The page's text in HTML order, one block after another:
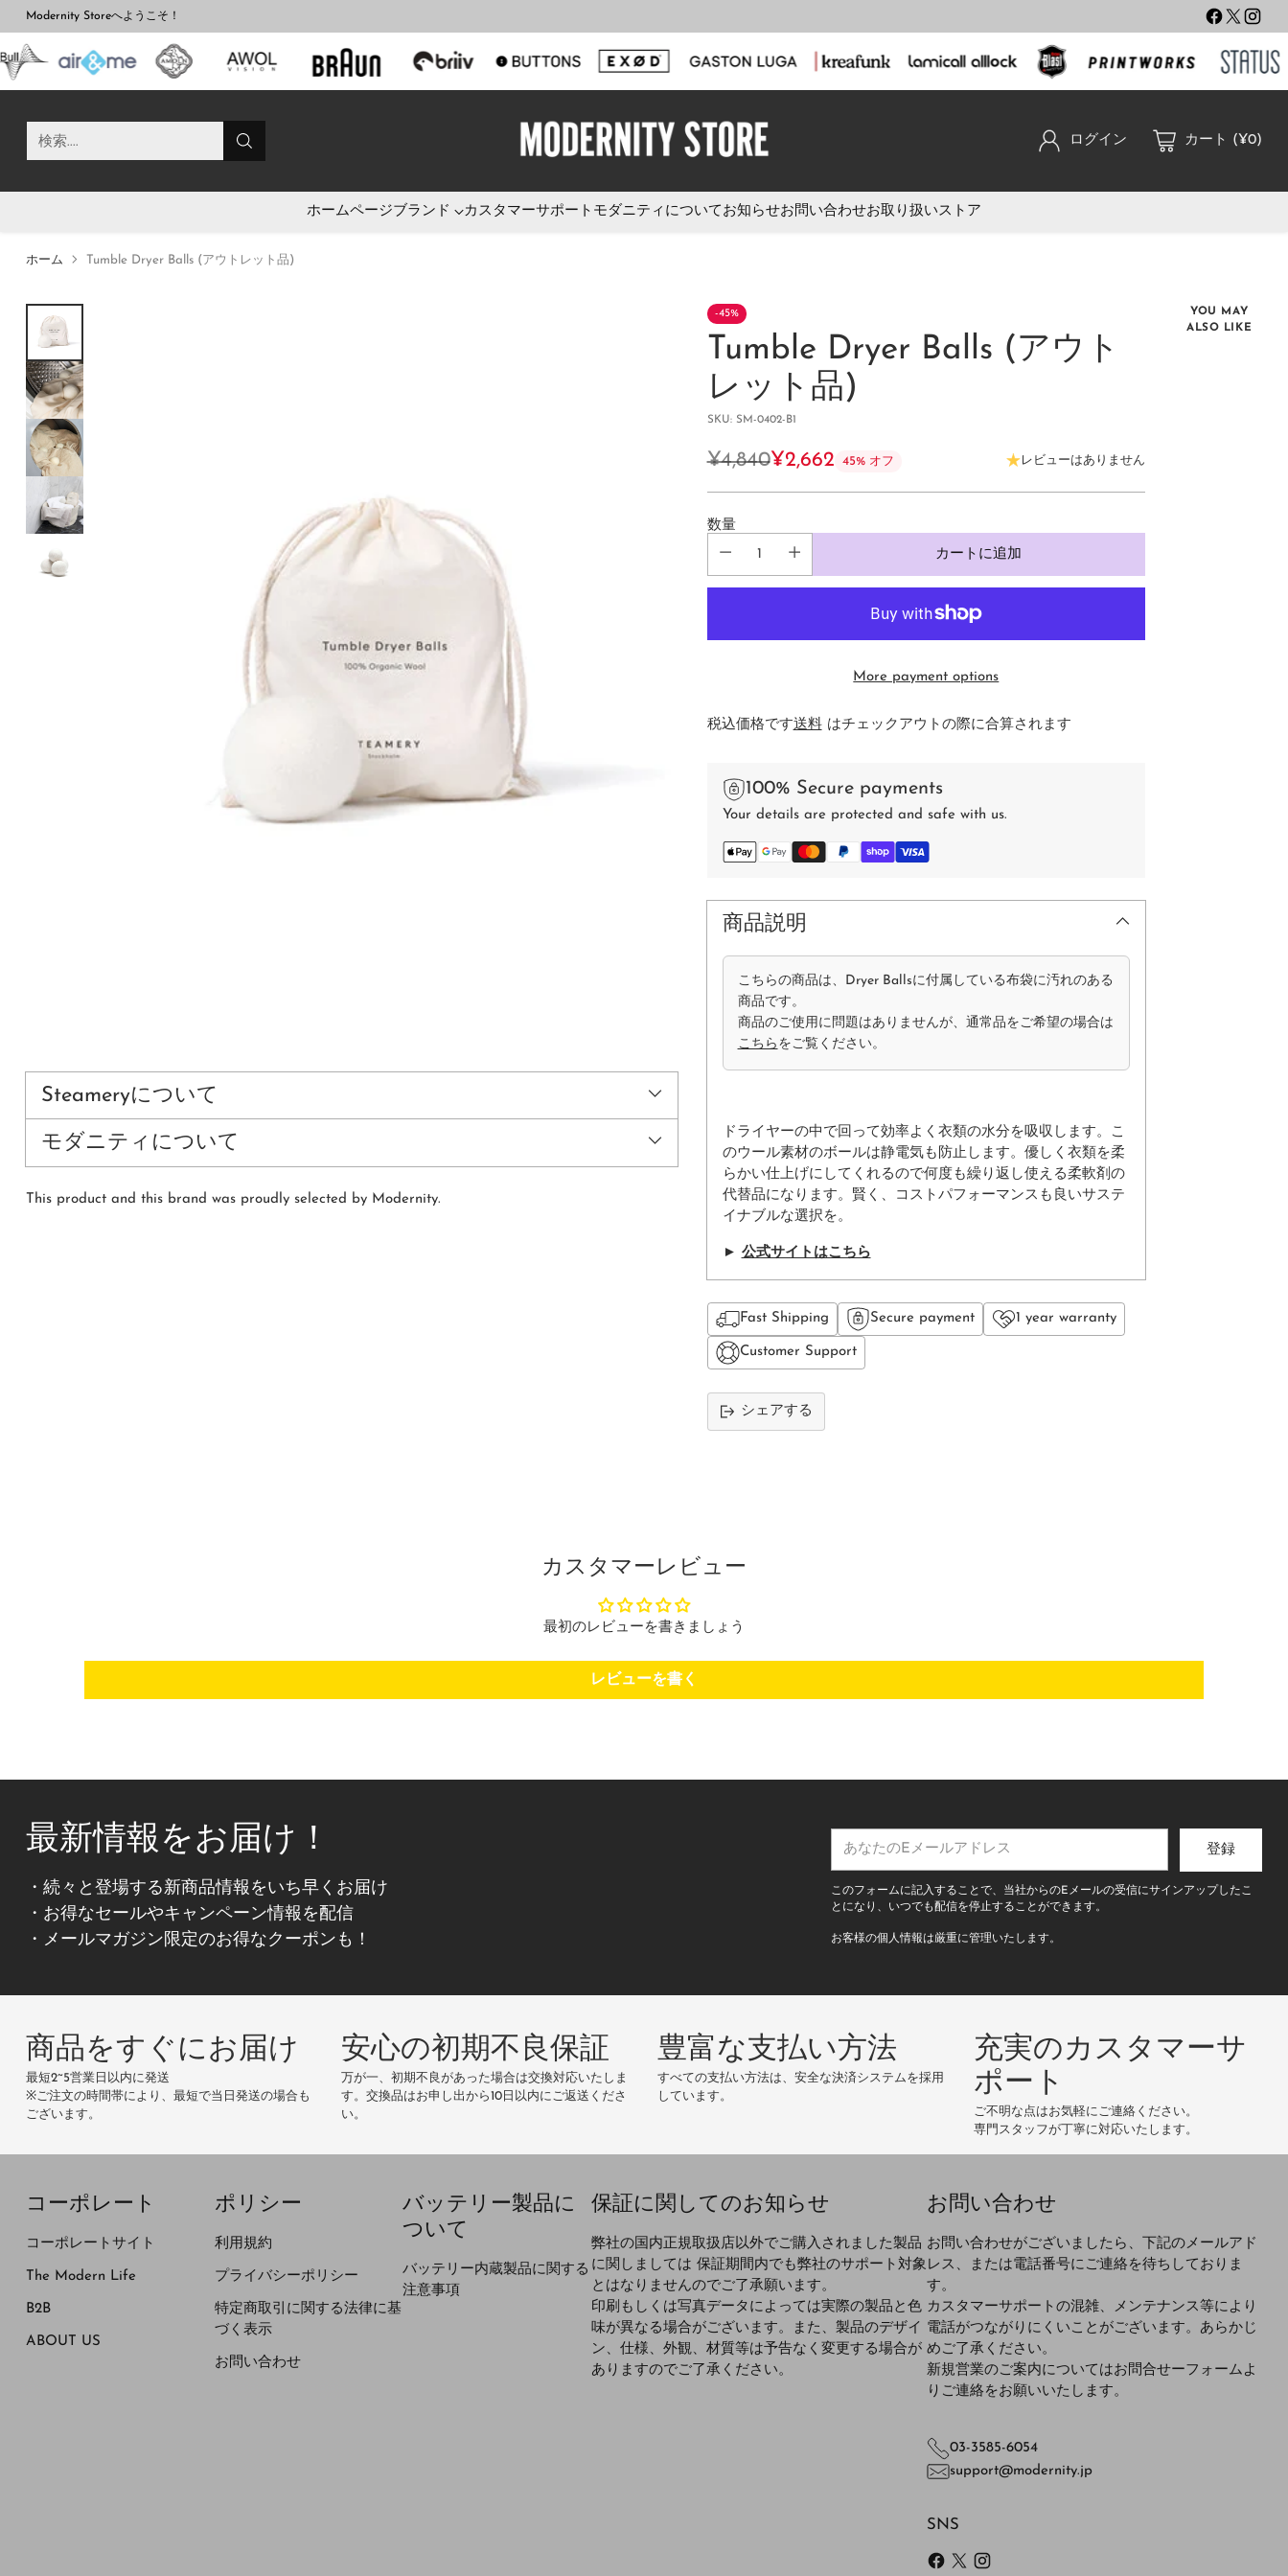
検索.... ログイン カート (¥0)
ホームページブランド カスタマーサポート モダニティについて お知らせお問い合わせお取り扱いストア
Modernity Storeへようこそ！
ホーム Tumble Dryer Balls (アウトレット品)
Steameryについて
モダニティについて
This product and this brand was proudly selected by Modernity.
-45%
Tumble Dryer Balls (アウト
レット品)
SKU: SM-0402-B1
価
¥4,840¥2,662 45% オフ レビューはありません
数量
カートに追加
More payment options
税込価格です送料はチェックアウトの際に合算されます
100% Secure payments
Your details are protected and safe with us.
商品説明
こちらの商品は、Dryer Ballsに付属している布袋に汚れのある
商品です。
商品のご使用に問題はありませんが、通常品をご希望の場合は
こちら をご覧ください。
ドライヤーの中で回って効率よく衣類の水分を吸収します。こ
のウール素材のボールは静電気も防止します。優しく衣類を柔
らかい仕上げにしてくれるので何度も繰り返し使える柔軟剤の
代替品になります。賢く、コストパフォーマンスも良いサステ
イナブルな選択を。
► 公式サイトはこちら
Fast Shipping Secure payment 1 year warranty
Customer Support
シェアする
を
す
YOU MAY
ALSO LIKE
カスタマーレビュー
最初のレビューを書きましょう
レビューを書く
最新情報をお届け！
・続々と登場する新商品情報をいち早くお届け
・お得なセールやキャンペーン情報を配信
・メールマガジン限定のお得なクーポンも！
な
の
メ
レ
ス
登録
このフォームに記入することで、当社からのEメールの受信にサインアップしたこ
とになり、いつでも配信を停止することができます。
お客様の個人情報は厳重に管理いたします。
商品をすぐにお届け
最短2~5営業日以内に発送
※ご注文の時間帯により、最短で当日発送の場合も
ございます。
安心の初期不良保証
万が一、初期不良があった場合は交換対応いたしま
す。交換品はお申し出から10日以内にご返送くださ
い。
豊富な支払い方法
すべての支払い方法は、安全な決済システムを採用
しています。
充実のカスタマーサ
ポート
ご不明な点はお気軽にご連絡ください。
専門スタッフが丁寧に対応いたします。
コーポレート
コーポレートサイト
The Modern Life
B2B
ABOUT US
ポリシー
利用規約
プライバシーポリシー
特定商取引に関する法律に基
づく表示
お問い合わせ
バッテリー製品に
ついて
バッテリー内蔵製品に関する
注意事項
保証に関してのお知らせ
弊社の国内正規取扱店以外でご購入されました製品
に関しましては 保証期間内でも弊社のサポート対象
とはなりませんのでご了承願います。
印刷もしくは写真データによっては実際の製品と色
味が異なる場合がございます。また、製品のデザイ
ン、仕様、外観、材質等は予告なく変更する場合が
ありますのでご了承ください。
お問い合わせ
お問い合わせがございましたら、下記のメールアド
レス、または電話番号にご連絡を待ちしておりま
す。
カスタマーサポートの混雑、メンテナンス等により
電話がつながりにくいことがございます。あらかじ
めご了承ください。
新規営業のご案内についてはお問合せーフォームよ
りご連絡をお願いいたします。
03-3585-6054
support@modernity.jp
SNS